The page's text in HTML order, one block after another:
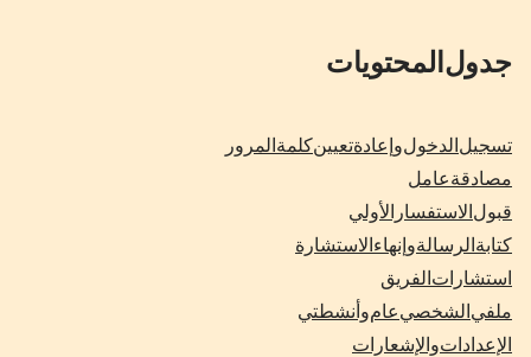
جدول المحتويات
تسجيل الدخول وإعادة تعيين كلمة المرور
مصادقة 2 عامل 2
قبول الاستفسار الأولي
كتابة الرسالة وإنهاء الاستشارة
استشارات الفريق
ملفي الشخصي: عام وأنشطتي
الإعدادات والإشعارات